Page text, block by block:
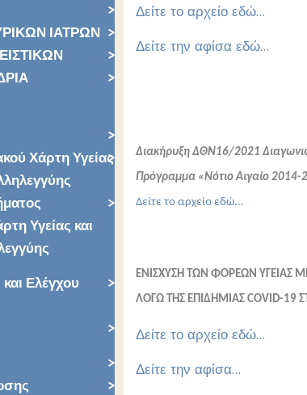
Δείτε το αρχείο εδώ...
Δείτε την αφίσα εδώ...
Διακήρυξη ΔΘΝ16/2021
Πρόγραμμα «Νότιο Αιγαίο 2014-
Δείτε το αρχείο εδώ...
ΕΝΙΣΧΥΣΗ ΤΩΝ ΦΟΡΕΩΝ ΥΓΕΙΑΣ
ΛΟΓΩ ΤΗΣ ΕΠΙΔΗΜΙΑΣ COVID-19
Δείτε το αρχείο εδώ...
Δείτε την αφίσα...
ΙΑΤΡΩΝ
Χάρτη Υγείας
Υγείας και
Ελέγχου